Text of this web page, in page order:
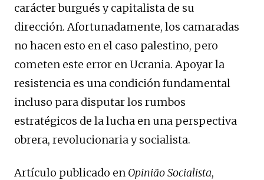
carácter burgués y capitalista de su
dirección. Afortunadamente, los camaradas
no hacen esto en el caso palestino, pero
cometen este error en Ucrania. Apoyar la
resistencia es una condición fundamental
incluso para disputar los rumbos
estratégicos de la lucha en una perspectiva
obrera, revolucionaria y socialista.
Artículo publicado en Opinião Socialista,